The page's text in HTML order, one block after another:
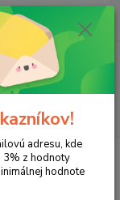
Hľadať
ks
za 0,00 EUR
adresu, kde
3% z hodnoty
hodnote